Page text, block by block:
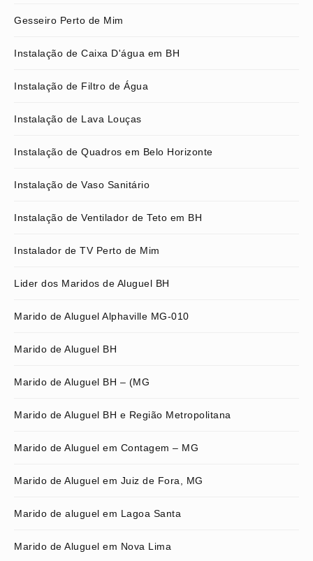
Gesseiro Perto de Mim
Instalação de Caixa D'água em BH
Instalação de Filtro de Água
Instalação de Lava Louças
Instalação de Quadros em Belo Horizonte
Instalação de Vaso Sanitário
Instalação de Ventilador de Teto em BH
Instalador de TV Perto de Mim
Lider dos Maridos de Aluguel BH
Marido de Aluguel Alphaville MG-010
Marido de Aluguel BH
Marido de Aluguel BH – (MG
Marido de Aluguel BH e Região Metropolitana
Marido de Aluguel em Contagem – MG
Marido de Aluguel em Juiz de Fora, MG
Marido de aluguel em Lagoa Santa
Marido de Aluguel em Nova Lima